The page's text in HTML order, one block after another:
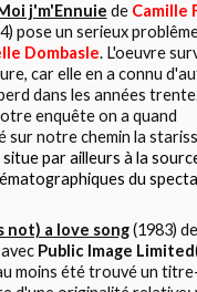
j'm'Ennuie de Camille
pose un serieux
Dombasle. L'oeuvre
car elle en a connu
dans les années
enquête on a quand
sur notre chemin la
situe par ailleurs à la
du
not) a love song(1983) de
Public Image Limited
moins été trouvé un